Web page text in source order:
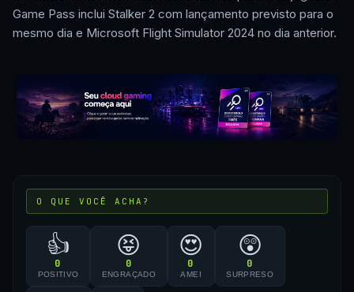
Game Pass inclui Stalker 2 com lançamento previsto para o
mesmo dia e Microsoft Flight Simulator 2024 no dia anterior.
O QUE VOCÊ ACHA?
👍
0
POSITIVO
😝
0
ENGRAÇADO
😍
0
AMEI
😲
0
SURPRESO